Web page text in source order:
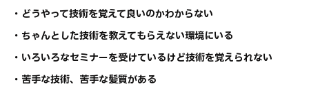
・どうやって技術を覚えて良いのかわからない
・ちゃんとした技術を教えてもらえない環境にいる
・いろいろなセミナーを受けているけど技術を覚えられない
・苦手な技術、苦手な髪質がある